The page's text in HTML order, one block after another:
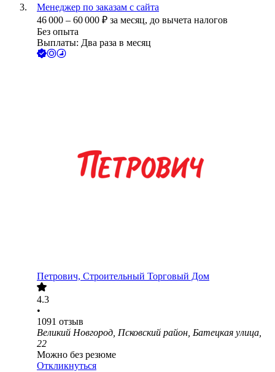
Менеджер по заказам с сайта
46 000 – 60 000 ₽ за месяц, до вычета налогов
Без опыта
Выплаты: Два раза в месяц
Петрович, Строительный Торговый Дом
4.3
•
1091 отзыв
Великий Новгород, Псковский район, Батецкая улица,
22
Можно без резюме
Откликнуться